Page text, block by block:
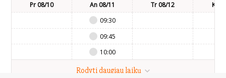
Pr 08/10
An 08/11
09:30
09:45
10:00
Tr 08/12 Kt
Rodyti daugiau laikų